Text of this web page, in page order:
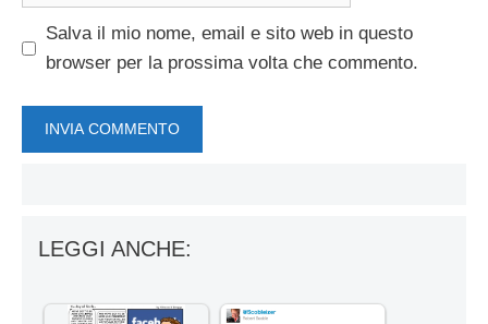
Salva il mio nome, email e sito web in questo
browser per la prossima volta che commento.
LEGGI ANCHE: